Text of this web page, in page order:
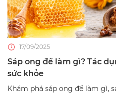
17/09/2025
Sáp ong để làm gì? Tác
sức khỏe
Khám phá sáp ong để làm gì,